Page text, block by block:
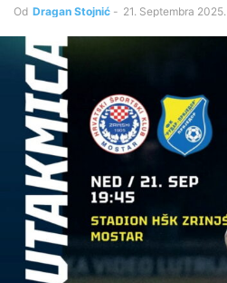
Od Dragan Stojnić - 21. Septembra 2025.